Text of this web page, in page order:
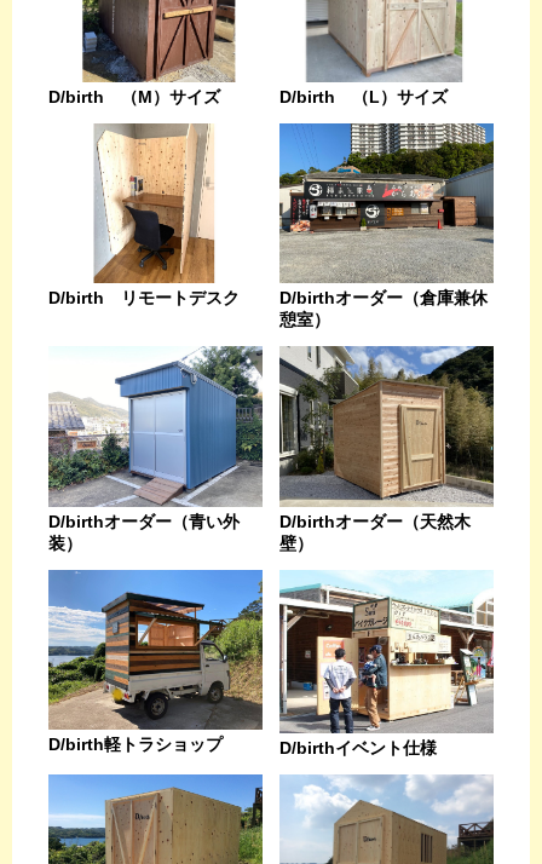
D/birth （M）サイズ D/birth （L）サイズ
D/birth リモートデスク
D/birthオーダー（倉庫兼休
憩室）
D/birthオーダー（青い外
装）
D/birthオーダー（天然木
壁）
D/birth軽トラショップ D/birthイベント仕様